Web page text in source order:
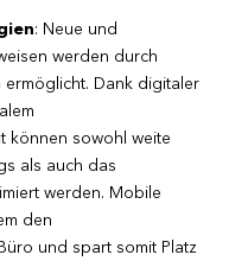
: Neue und
werden durch
Dank digitaler
können sowohl weite
als auch das
werden. Mobile
den
und spart somit Platz